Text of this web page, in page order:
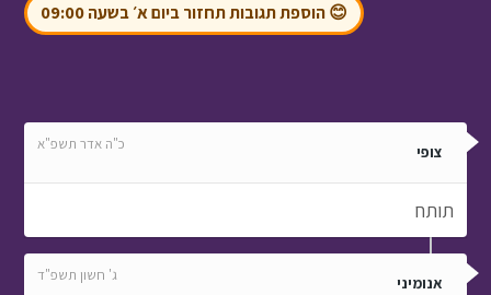
😊 הוספת תגובות תחזור ביום א׳ בשעה 09:00
צופי כ"ה אדר תשפ"א
תותח
אנומיני ג' חשון תשפ"ד